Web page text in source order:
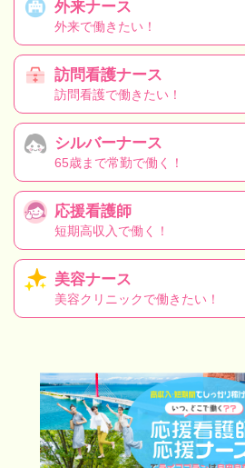
外来ナース
外来で働きたい！
訪問看護ナース
訪問看護で働きたい！
シルバーナース
65歳まで常勤で働く！
応援看護師
短期高収入で働く！
美容ナース
美容クリニックで働きたい！